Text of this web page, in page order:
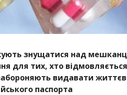
знущатися над
для тих, хто
видавати
паспорта